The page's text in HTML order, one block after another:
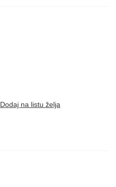
Dodaj na listu želja